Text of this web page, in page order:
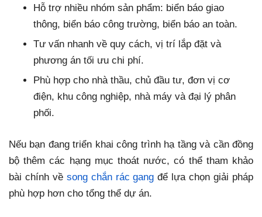
Hỗ trợ nhiều nhóm sản phẩm: biển báo giao
thông, biển báo công trường, biển báo an toàn.
Tư vấn nhanh về quy cách, vị trí lắp đặt và
phương án tối ưu chi phí.
Phù hợp cho nhà thầu, chủ đầu tư, đơn vị cơ
điện, khu công nghiệp, nhà máy và đại lý phân
phối.
Nếu bạn đang triển khai công trình hạ tầng và cần đồng
bộ thêm các hạng mục thoát nước, có thể tham khảo
bài chính về song chắn rác gang để lựa chọn giải pháp
phù hợp hơn cho tổng thể dự án.